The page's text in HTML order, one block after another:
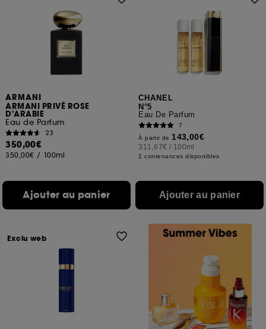
ARMANI
ARMANI PRIVÉ ROSE
D'ARABIE
Eau de Parfum
23
350,00€
350,00€ / 100ml
Ajouter au panier
CHANEL
N°5
Eau De Parfum
7
À partir de 143,00€
311,67€ / 100ml
2 contenances disponibles
Ajouter au panier
Exclu web